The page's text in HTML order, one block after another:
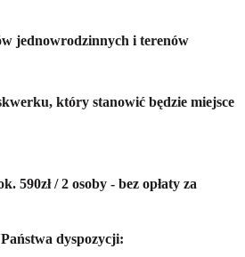
jednowrodzinnych i terenów
który stanowić będzie miejsce
590zł / 2 osoby - bez opłaty za
dyspozycji: